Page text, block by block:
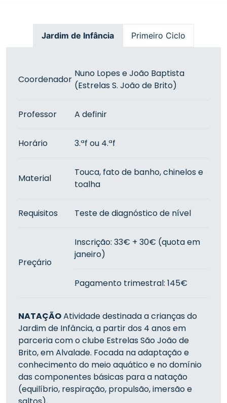
Jardim de Infância Primeiro Ciclo
Coordenador
Nuno Lopes e João Baptista
(Estrelas S. João de Brito)
Professor A definir
Horário 3.ªf ou 4.ªf
Material
Touca, fato de banho, chinelos e
toalha
Requisitos Teste de diagnóstico de nível
Preçário
Inscrição: 33€ + 30€ (quota em
janeiro)
Pagamento trimestral: 145€
NATAÇÃOAtividade destinada a crianças do
Jardim de Infância, a partir dos 4 anos em
parceria com o clube Estrelas São João de
Brito, em Alvalade. Focada na adaptação e
conhecimento do meio aquático e no domínio
das componentes básicas para a natação
(equilíbrio, respiração, propulsão, imersão e